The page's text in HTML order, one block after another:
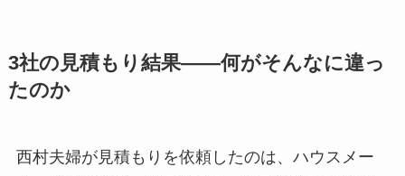
3社の見積もり結果——何がそんなに違っ
たのか
西村夫婦が見積もりを依頼したのは、ハウスメー